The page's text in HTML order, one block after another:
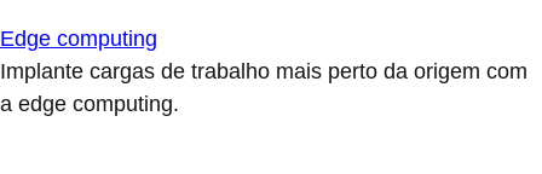
Edge computing
Implante cargas de trabalho mais perto da origem com
a edge computing.